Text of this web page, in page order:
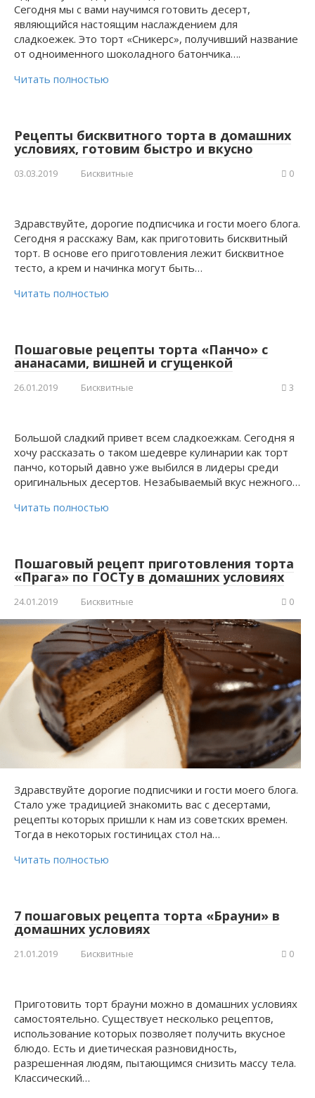
Сегодня мы с вами научимся готовить десерт,
являющийся настоящим наслаждением для
сладкоежек. Это торт «Сникерс», получивший название
от одноименного шоколадного батончика….
Читать полностью
Рецепты бисквитного торта в домашних
условиях, готовим быстро и вкусно
03.03.2019 Бисквитные 0
Здравствуйте, дорогие подписчика и гости моего блога.
Сегодня я расскажу Вам, как приготовить бисквитный
торт. В основе его приготовления лежит бисквитное
тесто, а крем и начинка могут быть…
Читать полностью
Пошаговые рецепты торта «Панчо» с
ананасами, вишней и сгущенкой
26.01.2019 Бисквитные 3
Большой сладкий привет всем сладкоежкам. Сегодня я
хочу рассказать о таком шедевре кулинарии как торт
панчо, который давно уже выбился в лидеры среди
оригинальных десертов. Незабываемый вкус нежного…
Читать полностью
Пошаговый рецепт приготовления торта
«Прага» по ГОСТу в домашних условиях
24.01.2019 Бисквитные 0
Здравствуйте дорогие подписчики и гости моего блога.
Стало уже традицией знакомить вас с десертами,
рецепты которых пришли к нам из советских времен.
Тогда в некоторых гостиницах стол на…
Читать полностью
7 пошаговых рецепта торта «Брауни» в
домашних условиях
21.01.2019 Бисквитные 0
Приготовить торт брауни можно в домашних условиях
самостоятельно. Существует несколько рецептов,
использование которых позволяет получить вкусное
блюдо. Есть и диетическая разновидность,
разрешенная людям, пытающимся снизить массу тела.
Классический…